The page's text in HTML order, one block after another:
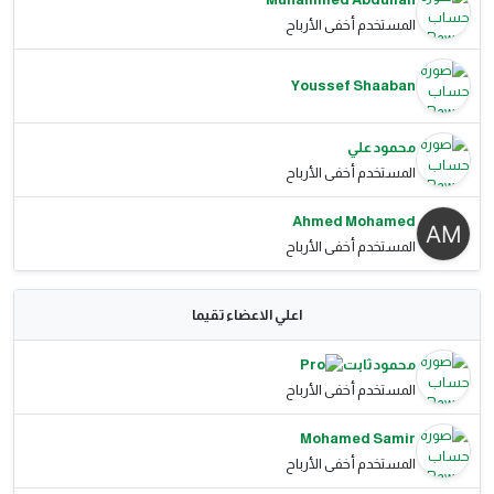
المستخدم أخفى الأرباح
Youssef Shaaban
محمود علي
المستخدم أخفى الأرباح
Ahmed Mohamed
المستخدم أخفى الأرباح
اعلي الاعضاء تقيما
محمود ثابت
المستخدم أخفى الأرباح
Mohamed Samir
المستخدم أخفى الأرباح